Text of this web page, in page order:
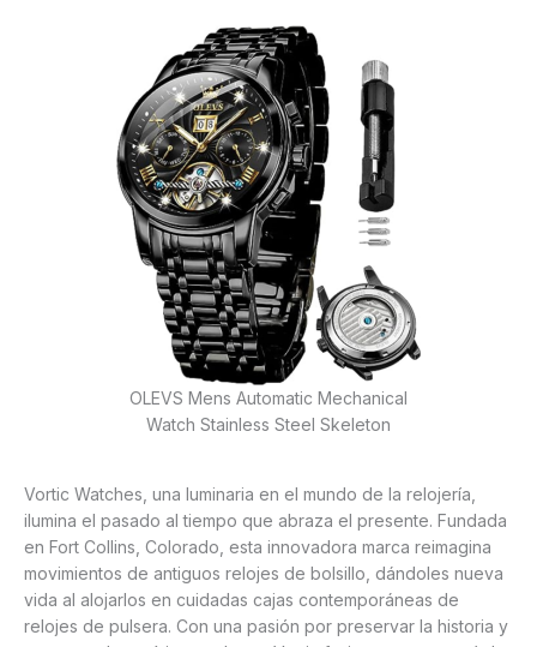
OLEVS Mens Automatic Mechanical
Watch Stainless Steel Skeleton
Vortic Watches, una luminaria en el mundo de la relojería,
ilumina el pasado al tiempo que abraza el presente. Fundada
en Fort Collins, Colorado, esta innovadora marca reimagina
movimientos de antiguos relojes de bolsillo, dándoles nueva
vida al alojarlos en cuidadas cajas contemporáneas de
relojes de pulsera. Con una pasión por preservar la historia y